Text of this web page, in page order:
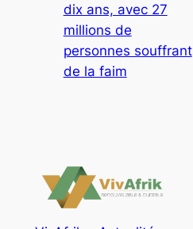
dix ans, avec 27
millions de
personnes souffrant
de la faim